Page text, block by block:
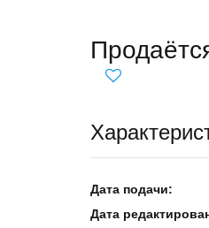
Дата подачи:
Дата